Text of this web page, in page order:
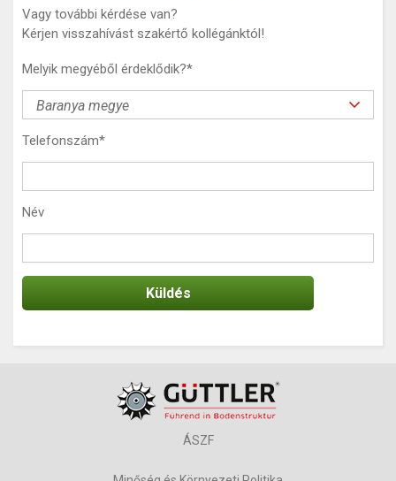
Vagy további kérdése van?
Kérjen visszahívást szakértő kollégánktól!
Melyik megyéből érdeklődik?*
Telefonszám*
Név
ÁSZF